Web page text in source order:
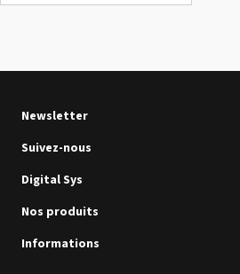
Intec Holographic Milkyway
Flaring Film
Newsletter
Suivez-nous
Digital Sys
Nos produits
Informations